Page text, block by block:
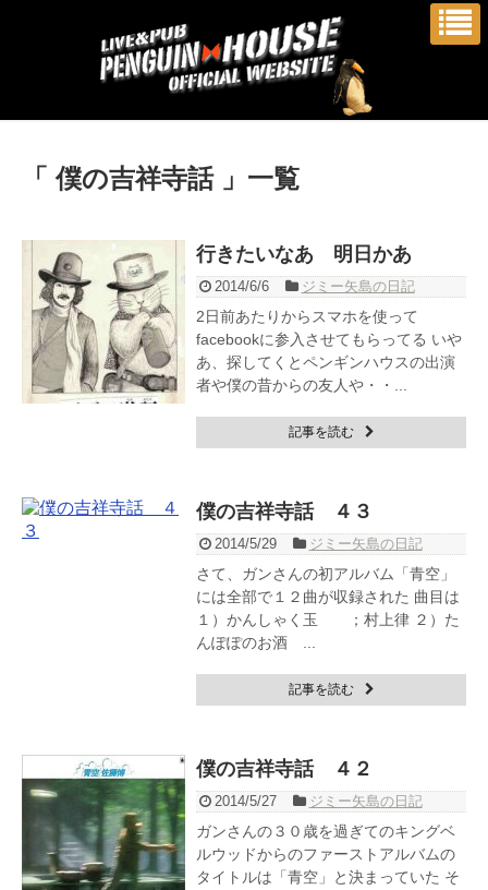
「 僕の吉祥寺話 」一覧
行きたいなあ 明日かあ
2014/6/6 ジミー矢島の日記
2日前あたりからスマホを使って
facebookに参入させてもらってる いや
あ、探してくとペンギンハウスの出演
者や僕の昔からの友人や・・...
記事を読む
僕の吉祥寺話 ４３
2014/5/29 ジミー矢島の日記
さて、ガンさんの初アルバム「青空」
には全部で１２曲が収録された 曲目は
１）かんしゃく玉 ；村上律 ２）た
んぽぽのお酒 ...
記事を読む
僕の吉祥寺話 ４２
2014/5/27 ジミー矢島の日記
ガンさんの３０歳を過ぎてのキングベ
ルウッドからのファーストアルバムの
タイトルは「青空」と決まっていた そ